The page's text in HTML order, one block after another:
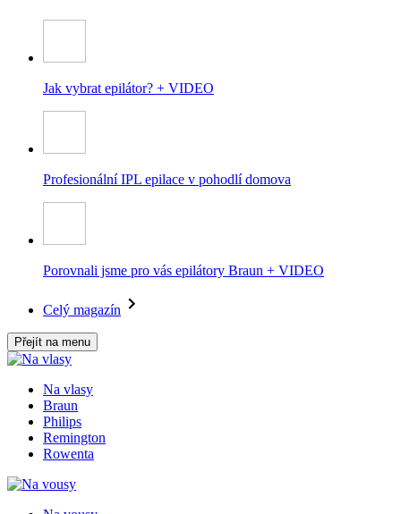
Jak vybrat epilátor? + VIDEO
Profesionální IPL epilace v pohodlí domova
Porovnali jsme pro vás epilátory Braun + VIDEO
Celý magazín
Přejít na menu
Na vlasy
Braun
Philips
Remington
Rowenta